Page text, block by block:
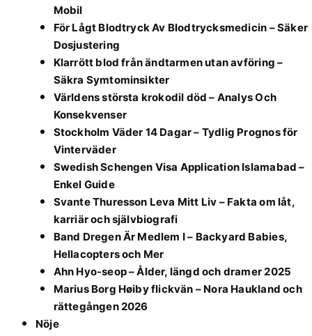
Mobil
För Lågt Blodtryck Av Blodtrycksmedicin – Säker
Dosjustering
Klarrött blod från ändtarmen utan avföring –
Säkra Symtominsikter
Världens största krokodil död – Analys Och
Konsekvenser
Stockholm Väder 14 Dagar – Tydlig Prognos för
Vinterväder
Swedish Schengen Visa Application Islamabad –
Enkel Guide
Svante Thuresson Leva Mitt Liv – Fakta om låt,
karriär och självbiografi
Band Dregen Är Medlem I – Backyard Babies,
Hellacopters och Mer
Ahn Hyo-seop – Ålder, längd och dramer 2025
Marius Borg Høiby flickvän – Nora Haukland och
rättegången 2026
Nöje